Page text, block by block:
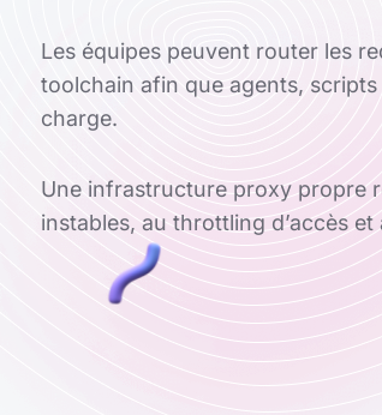
Les équipes peuvent router les
toolchain afin que agents,
charge.
Une infrastructure proxy propre
instables, au throttling d’accès